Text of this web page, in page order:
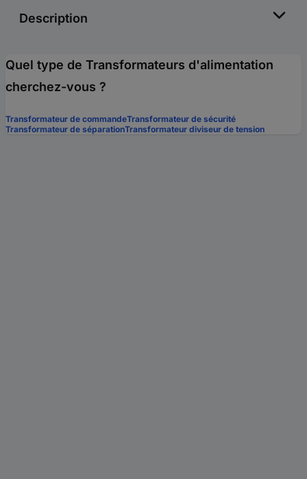
Description
Quel type de Transformateurs d'alimentation
cherchez-vous ?
Transformateur de commandeTransformateur de sécurité
Transformateur de séparationTransformateur diviseur de tension